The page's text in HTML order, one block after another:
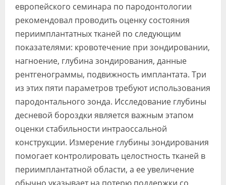
европейского семинара по пародонтологии
рекомендовал проводить оценку состояния
периимплантатных тканей по следующим
показателями: кровотечение при зондировании,
нагноение, глубина зондирования, данные
рентгенограммы, подвижность имплантата. Три
из этих пяти параметров требуют использования
пародонтального зонда. Исследование глубины
десневой бороздки является важным этапом
оценки стабильности интраоссальной
конструкции. Измерение глубины зондирования
помогает контролировать целостность тканей в
периимплантатной области, а ее увеличение